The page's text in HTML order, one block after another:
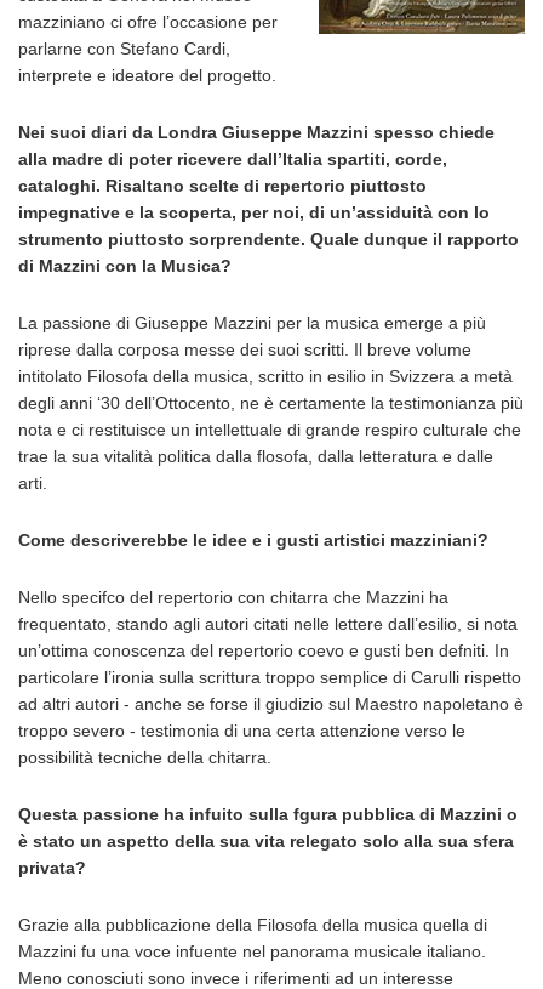
mazziniano ci ofre l’occasione per
parlarne con Stefano Cardi,
interprete e ideatore del progetto.
Nei suoi diari da Londra Giuseppe Mazzini spesso chiede
alla madre di poter ricevere dall’Italia spartiti, corde,
cataloghi. Risaltano scelte di repertorio piuttosto
impegnative e la scoperta, per noi, di un’assiduità con lo
strumento piuttosto sorprendente. Quale dunque il rapporto
di Mazzini con la Musica?
La passione di Giuseppe Mazzini per la musica emerge a più
riprese dalla corposa messe dei suoi scritti. Il breve volume
intitolato Filosofa della musica, scritto in esilio in Svizzera a metà
degli anni ‘30 dell’Ottocento, ne è certamente la testimonianza più
nota e ci restituisce un intellettuale di grande respiro culturale che
trae la sua vitalità politica dalla flosofa, dalla letteratura e dalle
arti.
Come descriverebbe le idee e i gusti artistici mazziniani?
Nello specifco del repertorio con chitarra che Mazzini ha
frequentato, stando agli autori citati nelle lettere dall’esilio, si nota
un’ottima conoscenza del repertorio coevo e gusti ben defniti. In
particolare l’ironia sulla scrittura troppo semplice di Carulli rispetto
ad altri autori - anche se forse il giudizio sul Maestro napoletano è
troppo severo - testimonia di una certa attenzione verso le
possibilità tecniche della chitarra.
Questa passione ha infuito sulla fgura pubblica di Mazzini o
è stato un aspetto della sua vita relegato solo alla sua sfera
privata?
Grazie alla pubblicazione della Filosofa della musica quella di
Mazzini fu una voce infuente nel panorama musicale italiano.
Meno conosciuti sono invece i riferimenti ad un interesse